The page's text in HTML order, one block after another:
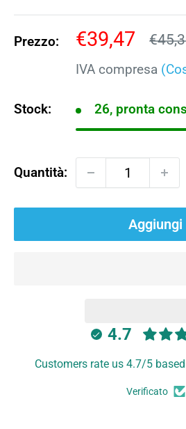
Prezzo:
Prezzo
scontato
€39,47
IVA compresa
Stock: 26, pronta
Quantità:
Aggiungi
4.7
Customers rate us 4.7/5
Verificato